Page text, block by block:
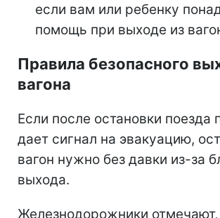
если вам или ребенку
помощь при выходе из
Правила безопасного
вагона
Если после остановки поезда
дает сигнал на эвакуацию,
вагон нужно без давки из-за
выхода.
Железнодорожники отмечают,